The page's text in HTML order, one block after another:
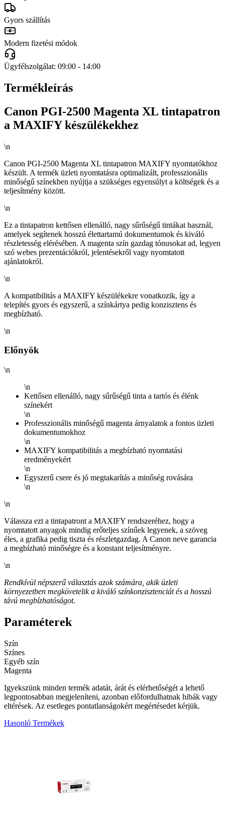
Gyors szállítás
Modern fizetési módok
Ügyfélszolgálat: 09:00 - 14:00
Termékleírás
Canon PGI-2500 Magenta XL tintapatron
a MAXIFY készülékekhez
\n
Canon PGI-2500 Magenta XL tintapatron MAXIFY nyomtatókhoz
készült. A termék üzleti nyomtatásra optimalizált, professzionális
minőségű színekben nyújtja a szükséges egyensúlyt a költségek és a
teljesítmény között.
\n
Ez a tintapatron kettősen ellenálló, nagy sűrűségű tintákat használ,
amelyek segítenek hosszú élettartamú dokumentumok és kiváló
részletesség elérésében. A magenta szín gazdag tónusokat ad, legyen
szó webes prezentációkról, jelentésekről vagy nyomtatott
ajánlatokról.
\n
A kompatibilitás a MAXIFY készülékekre vonatkozik, így a
telepítés gyors és egyszerű, a színkártya pedig konzisztens és
megbízható.
\n
Előnyök
\n
\n
Kettősen ellenálló, nagy sűrűségű tinta a tartós és élénk
színekért
\n
Professzionális minőségű magenta árnyalatok a fontos üzleti
dokumentumokhoz
\n
MAXIFY kompatibilitás a megbízható nyomtatási
eredményekért
\n
Egyszerű csere és jó megtakarítás a minőség rovására
\n
\n
Válassza ezt a tintapatront a MAXIFY rendszeréhez, hogy a
nyomtatott anyagok mindig erőteljes színűek legyenek, a szöveg
éles, a grafika pedig tiszta és részletgazdag. A Canon neve garancia
a megbízható minőségre és a konstant teljesítményre.
\n
Rendkívül népszerű választás azok számára, akik üzleti
környezetben megkövetelik a kiváló színkonzisztenciát és a hosszú
távú megbízhatóságot.
Paraméterek
Szín
Színes
Egyéb szín
Magenta
Igyekszünk minden termék adatát, árát és elérhetőségét a lehető
legpontosabban megjeleníteni, azonban előfordulhatnak hibák vagy
eltérések. Az esetleges pontatlanságokért megértésedet kérjük.
Hasonló Termékek